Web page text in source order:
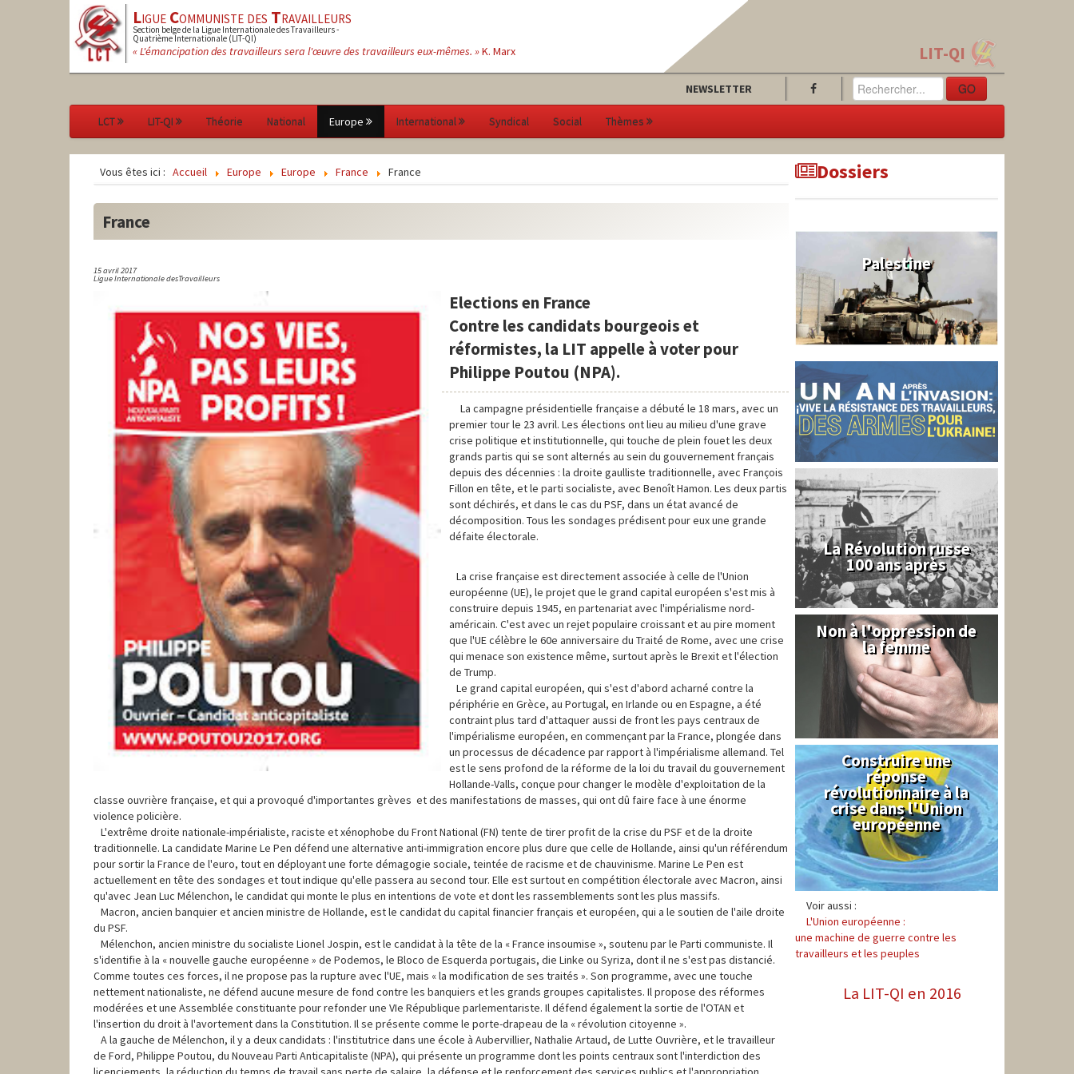
LigueCommuniste des Travailleurs
Section belge de la Ligue Internationale des Travailleurs -
Quatrième Internationale (LIT-QI)
« L'émancipation des travailleurs sera l'œuvre des travailleurs eux-mêmes. »K. Marx LIT-QI
NEWSLETTER GO
LCT LIT-QI Théorie National Europe International Syndical Social Thèmes
Vous êtes ici : Accueil Europe Europe France France
France
15 avril 2017
Ligue Internationale desTravailleurs
Elections en France
Contre les candidats bourgeois et
réformistes, la LIT appelle à voter pour
Philippe Poutou (NPA).
La campagne présidentielle française a débuté le 18 mars, avec un
premier tour le 23 avril. Les élections ont lieu au milieu d'une grave
crise politique et institutionnelle, qui touche de plein fouet les deux
grands partis qui se sont alternés au sein du gouvernement français
depuis des décennies : la droite gaulliste traditionnelle, avec François
Fillon en tête, et le parti socialiste, avec Benoît Hamon. Les deux partis
sont déchirés, et dans le cas du PSF, dans un état avancé de
décomposition. Tous les sondages prédisent pour eux une grande
défaite électorale.
La crise française est directement associée à celle de l'Union
européenne (UE), le projet que le grand capital européen s'est mis à
construire depuis 1945, en partenariat avec l'impérialisme nord-
américain. C'est avec un rejet populaire croissant et au pire moment
que l'UE célèbre le 60e anniversaire du Traité de Rome, avec une crise
qui menace son existence même, surtout après le Brexit et l'élection
de Trump.
Le grand capital européen, qui s'est d'abord acharné contre la
périphérie en Grèce, au Portugal, en Irlande ou en Espagne, a été
contraint plus tard d'attaquer aussi de front les pays centraux de
l'impérialisme européen, en commençant par la France, plongée dans
un processus de décadence par rapport à l'impérialisme allemand. Tel
est le sens profond de la réforme de la loi du travail du gouvernement
Hollande-Valls, conçue pour changer le modèle d'exploitation de la
classe ouvrière française, et qui a provoqué d'importantes grèves et des manifestations de masses, qui ont dû faire face à une énorme
violence policière.
L'extrême droite nationale-impérialiste, raciste et xénophobe du Front National (FN) tente de tirer profit de la crise du PSF et de la droite
traditionnelle. La candidate Marine Le Pen défend une alternative anti-immigration encore plus dure que celle de Hollande, ainsi qu'un référendum
pour sortir la France de l'euro, tout en déployant une forte démagogie sociale, teintée de racisme et de chauvinisme. Marine Le Pen est
actuellement en tête des sondages et tout indique qu'elle passera au second tour. Elle est surtout en compétition électorale avec Macron, ainsi
qu'avec Jean Luc Mélenchon, le candidat qui monte le plus en intentions de vote et dont les rassemblements sont les plus massifs.
Macron, ancien banquier et ancien ministre de Hollande, est le candidat du capital financier français et européen, qui a le soutien de l'aile droite
du PSF.
Mélenchon, ancien ministre du socialiste Lionel Jospin, est le candidat à la tête de la « France insoumise », soutenu par le Parti communiste. Il
s'identifie à la « nouvelle gauche européenne » de Podemos, le Bloco de Esquerda portugais, die Linke ou Syriza, dont il ne s'est pas distancié.
Comme toutes ces forces, il ne propose pas la rupture avec l'UE, mais « la modification de ses traités ». Son programme, avec une touche
nettement nationaliste, ne défend aucune mesure de fond contre les banquiers et les grands groupes capitalistes. Il propose des réformes
modérées et une Assemblée constituante pour refonder une VIe République parlementariste. Il défend également la sortie de l'OTAN et
l'insertion du droit à l'avortement dans la Constitution. Il se présente comme le porte-drapeau de la « révolution citoyenne ».
A la gauche de Mélenchon, il y a deux candidats : l'institutrice dans une école à Aubervillier, Nathalie Artaud, de Lutte Ouvrière, et le travailleur
de Ford, Philippe Poutou, du Nouveau Parti Anticapitaliste (NPA), qui présente un programme dont les points centraux sont l'interdiction des
Dossiers
Palestine
La Révolution russe
100 ans après
Syrie
Non à l'oppression de
la femme
Syndical
Construire une
réponse
révolutionnaire à la
crise dans l'Union
européenne
Voir aussi :
L'Union européenne :
une machine de guerre contre les
travailleurs et les peuples
La LIT-QI en 2016